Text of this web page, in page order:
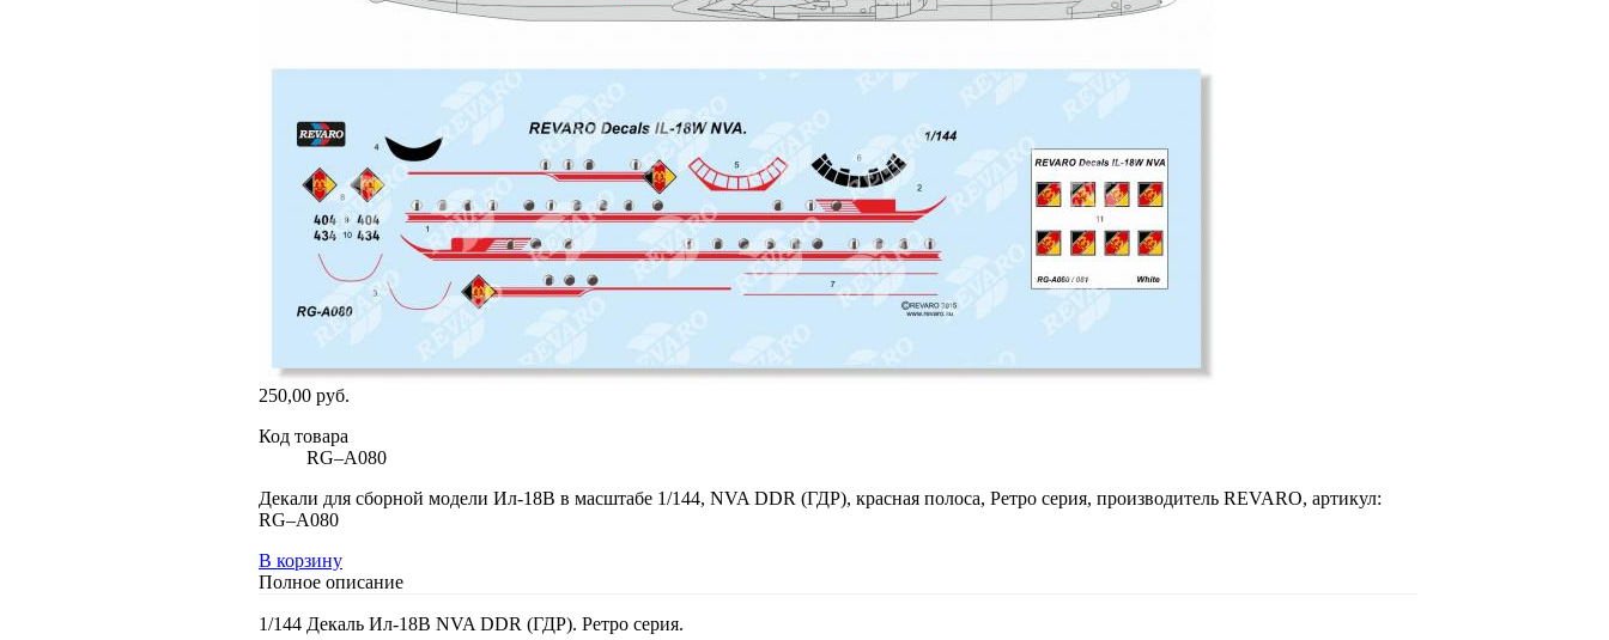
250,00 руб.
Код товара
RG–A080
Декали для сборной модели Ил-18В в масштабе 1/144, NVA DDR (ГДР), красная полоса, Ретро серия, производитель REVARO, артикул:
RG–A080
В корзину
Полное описание
1/144 Декаль Ил-18В NVA DDR (ГДР). Ретро серия.